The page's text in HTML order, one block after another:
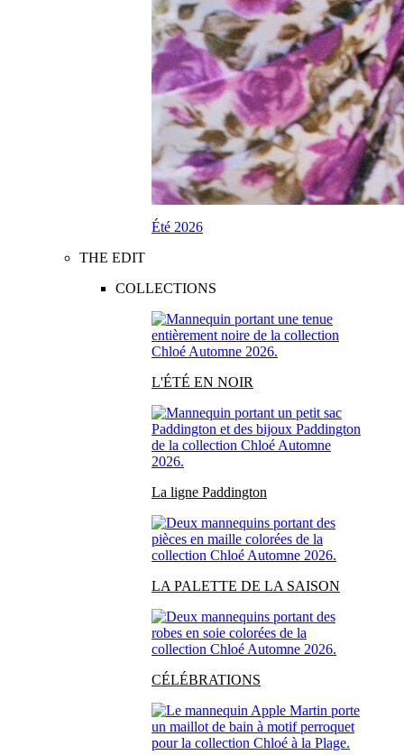
Été 2026
THE EDIT
COLLECTIONS
L'ÉTÉ EN NOIR
La ligne Paddington
LA PALETTE DE LA SAISON
CÉLÉBRATIONS